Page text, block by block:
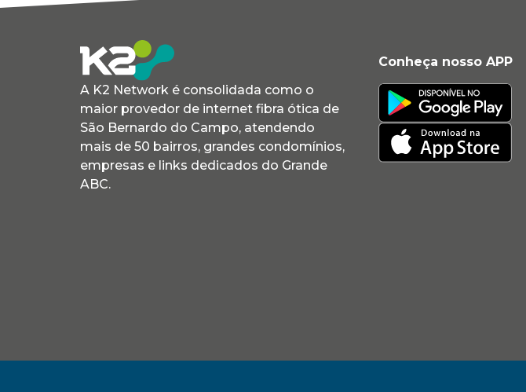
A K2 Network é consolidada como o
maior provedor de internet fibra ótica de
São Bernardo do Campo, atendendo
mais de 50 bairros, grandes condomínios,
empresas e links dedicados do Grande
ABC.
Conheça nosso APP